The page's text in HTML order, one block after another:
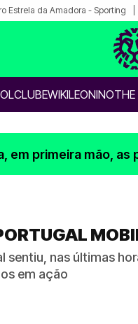
Estrela da Amadora - Sporting
CLUBEWIKILEONINOTHE
em primeira mão,
sentiu, nas últimas
em ação